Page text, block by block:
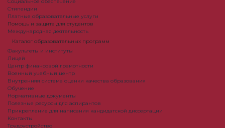
Стипендии
Платные образовательные услуги
Помощь и защита для студентов
Международная деятельность
Каталог образовательных программ
Факультеты и институты
Лицей
Центр финансовой грамотности
Военный учебный центр
Внутренняя система оценки качества образования
Обучение
Нормативные документы
Полезные ресурсы для аспирантов
Прикрепление для написания кандидатской диссертации
Контакты
Трудоустройство